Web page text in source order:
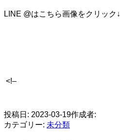
LINE @はこちら画像をクリック↓
<!–
投稿日: 2023-03-19作成者:
カテゴリー: 未分類